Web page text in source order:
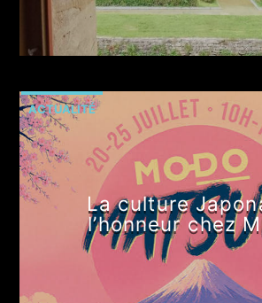
ACTUALITÉ
La culture
l’honneur chez